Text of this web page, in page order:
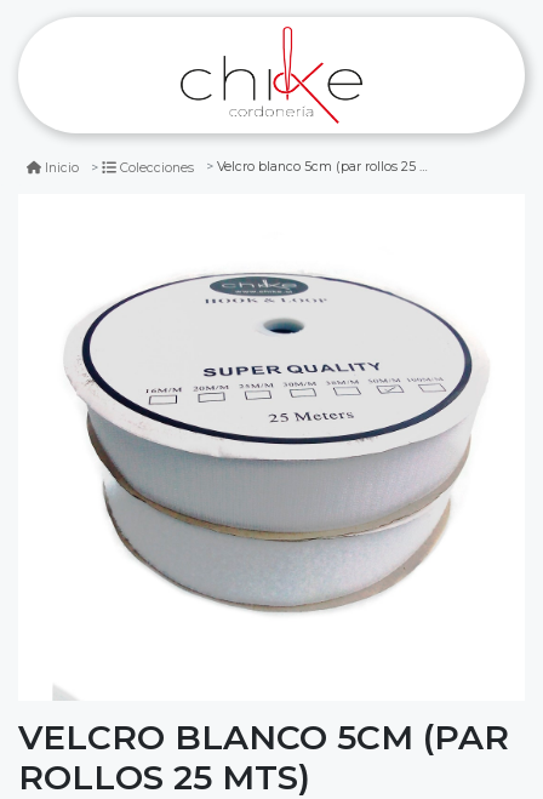
Inicio Colecciones Velcro blanco 5cm (par rollos 25 mts)
VELCRO BLANCO 5CM (PAR
ROLLOS 25 MTS)